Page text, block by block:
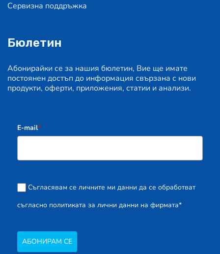
Сервизна поддръжка
Бюлетин
Абонирайки се за нашия бюлетин, Вие ще имате
постоянен достъп до информация свързана с нови
продукти, оферти, приложения, статии и анализи.
E-mail*
Съгласявам се личните ми данни да се обработват
съгласно политиката за лични данни на фирмата*
АБОНИРАМ СЕ